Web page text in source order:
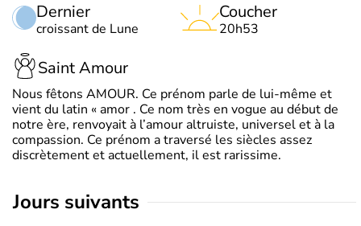
Dernier
croissant de Lune
Coucher
20h53
Saint Amour
Nous fêtons AMOUR. Ce prénom parle de lui-même et
vient du latin « amor . Ce nom très en vogue au début de
notre ère, renvoyait à l’amour altruiste, universel et à la
compassion. Ce prénom a traversé les siècles assez
discrètement et actuellement, il est rarissime.
jours suivants